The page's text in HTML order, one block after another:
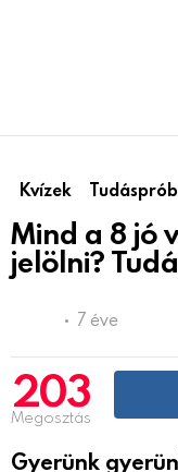
Kvízek
Mind a 8 jó
jelölni?
7 éve
203
Megosztás
Gyerünk